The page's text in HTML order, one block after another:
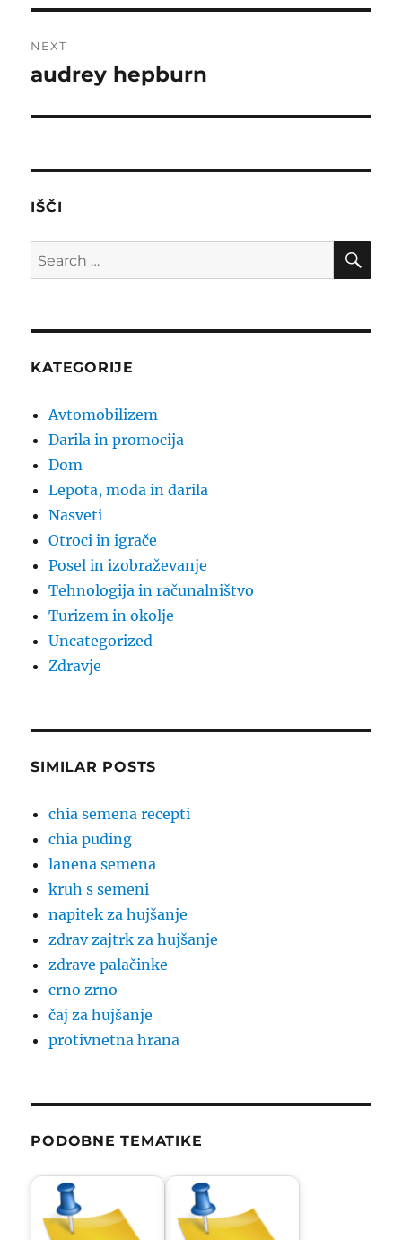
NEXT
Next
audrey hepburn
IŠČI
Search
for:
KATEGORIJE
Avtomobilizem
Darila in promocija
Dom
Lepota, moda in darila
Nasveti
Otroci in igrače
Posel in izobraževanje
Tehnologija in računalništvo
Turizem in okolje
Uncategorized
Zdravje
SIMILAR POSTS
chia semena recepti
chia puding
lanena semena
kruh s semeni
napitek za hujšanje
zdrav zajtrk za hujšanje
zdrave palačinke
crno zrno
čaj za hujšanje
protivnetna hrana
PODOBNE TEMATIKE